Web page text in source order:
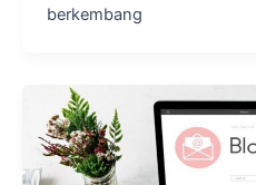
berkembang